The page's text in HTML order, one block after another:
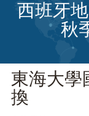
西班牙
秋
東海大學
換